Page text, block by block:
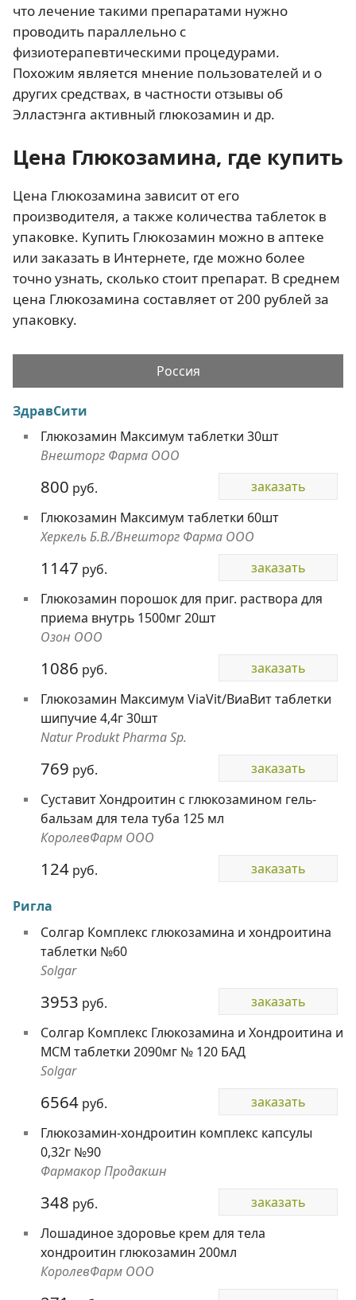
что лечение такими препаратами нужно
проводить параллельно с
физиотерапевтическими процедурами.
Похожим является мнение пользователей и о
других средствах, в частности отзывы об
Элластэнга активный глюкозамин и др.
Цена Глюкозамина, где купить
Цена Глюкозамина зависит от его
производителя, а также количества таблеток в
упаковке. Купить Глюкозамин можно в аптеке
или заказать в Интернете, где можно более
точно узнать, сколько стоит препарат. В среднем
цена Глюкозамина составляет от 200 рублей за
упаковку.
Россия
ЗдравСити
Глюкозамин Максимум таблетки 30шт
Внешторг Фарма ООО
800 руб.
заказать
Глюкозамин Максимум таблетки 60шт
Херкель Б.В./Внешторг Фарма ООО
1147 руб.
заказать
Глюкозамин порошок для приг. раствора для
приема внутрь 1500мг 20шт
Озон ООО
1086 руб.
заказать
Глюкозамин Максимум ViaVit/ВиаВит таблетки
шипучие 4,4г 30шт
Natur Produkt Pharma Sp.
769 руб.
заказать
Суставит Хондроитин с глюкозамином гель-
бальзам для тела туба 125 мл
КоролевФарм ООО
124 руб. заказать
Ригла
Солгар Комплекс глюкозамина и хондроитина
таблетки №60
Solgar
3953 руб.
заказать
Солгар Комплекс Глюкозамина и Хондроитина и
МСМ таблетки 2090мг № 120 БАД
Solgar
6564 руб.
заказать
Глюкозамин-хондроитин комплекс капсулы
0,32г №90
Фармакор Продакшн
348 руб.
заказать
Лошадиное здоровье крем для тела
хондроитин глюкозамин 200мл
КоролевФарм ООО